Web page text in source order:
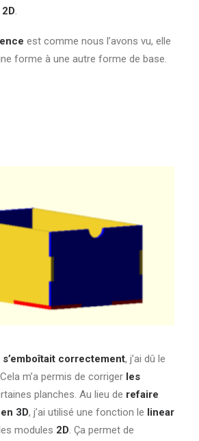
2D.
est comme nous l’avons vu, elle
forme à une autre forme de base.
s’emboîtait correctement, j’ai dû le
m’a permis de corriger les
planches. Au lieu de refaire
3D, j’ai utilisé une fonction le linear
modules 2D. Ça permet de